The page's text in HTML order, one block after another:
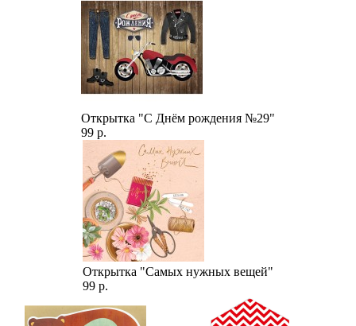
Открытка "С Днём рождения №29"
99 р.
Открытка "Самых нужных вещей"
99 р.